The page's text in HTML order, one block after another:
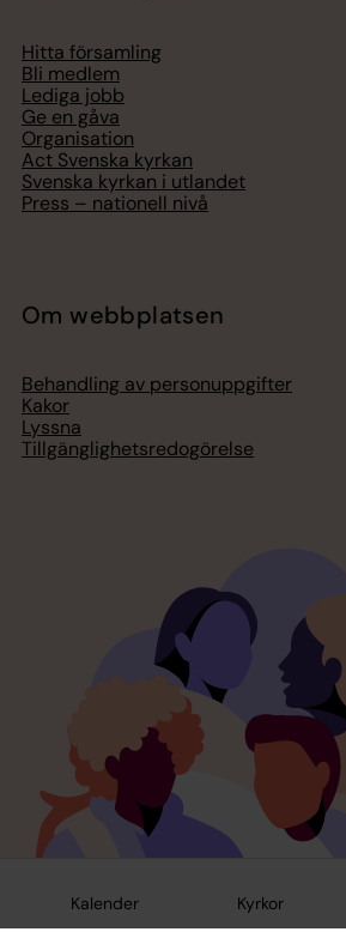
Kalender Kyrkor
Hitta församling
Bli medlem
Lediga jobb
Ge en gåva
Organisation
Act Svenska kyrkan
Svenska kyrkan i utlandet
Press – nationell nivå
Om webbplatsen
Behandling av personuppgifter
Kakor
Lyssna
Tillgänglighetsredogörelse